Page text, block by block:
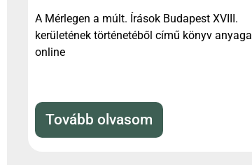
A Mérlegen a múlt. Írások Budapest XVIII.
kerületének történetéből című könyv anyaga
online
Tovább olvasom